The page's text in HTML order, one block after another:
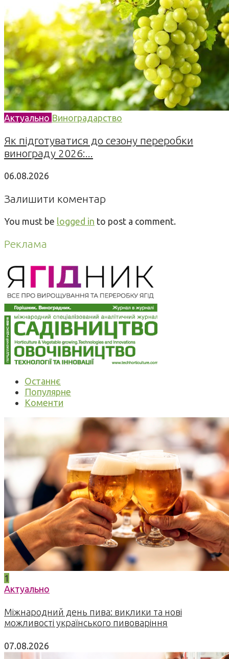
Актуально Виноградарство
Як підготуватися до сезону переробки
винограду 2026:...
06.08.2026
Залишити коментар
You must be logged in to post a comment.
Реклама
Останнє
Популярне
Коменти
1
Актуально
Міжнародний день пива: виклики та нові
можливості українського пивоваріння
07.08.2026